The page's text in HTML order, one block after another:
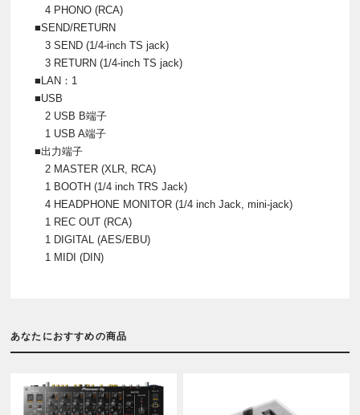
4 PHONO (RCA)
■SEND/RETURN
3 SEND (1/4-inch TS jack)
3 RETURN (1/4-inch TS jack)
■LAN：1
■USB
2 USB B端子
1 USB A端子
■出力端子
2 MASTER (XLR, RCA)
1 BOOTH (1/4 inch TRS Jack)
4 HEADPHONE MONITOR (1/4 inch Jack, mini-jack)
1 REC OUT (RCA)
1 DIGITAL (AES/EBU)
1 MIDI (DIN)
あなたにおすすめの商品